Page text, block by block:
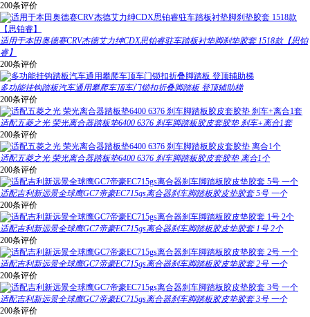
200条评价
适用于本田奥德赛CRV杰德艾力绅CDX思铂睿驻车踏板衬垫脚刹垫胶套 1518款【思铂
睿】
200条评价
多功能挂钩踏板汽车通用攀爬车顶车门锁扣折叠脚踏板 登顶辅助梯
200条评价
适配五菱之光 荣光离合器踏板垫6400 6376 刹车脚踏板胶皮套胶垫 刹车+离合1套
200条评价
适配五菱之光 荣光离合器踏板垫6400 6376 刹车脚踏板胶皮套胶垫 离合1个
200条评价
适配吉利新远景全球鹰GC7帝豪EC715gs离合器刹车脚踏板胶皮垫胶套 5号 一个
200条评价
适配吉利新远景全球鹰GC7帝豪EC715gs离合器刹车脚踏板胶皮垫胶套 1号 2个
200条评价
适配吉利新远景全球鹰GC7帝豪EC715gs离合器刹车脚踏板胶皮垫胶套 2号 一个
200条评价
适配吉利新远景全球鹰GC7帝豪EC715gs离合器刹车脚踏板胶皮垫胶套 3号 一个
200条评价